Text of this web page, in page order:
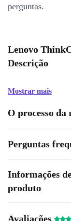
perguntas.
Lenovo
Descrição
Mostrar mais
O processo da
Perguntas
Informações
produto
Avaliações